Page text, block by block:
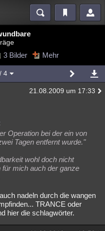
Mystery Kriminalfälle
Esoterik Literatur
Allmystery English
3 Bilder Mehr
/ 4
21.08.2009 um 17:33
Operation bei der ein von
Tagen entfernt wurde."
wohl doch nicht
mich auch der ganze
nadeln durch die wangen
TRANCE oder
hier die schlagwörter.